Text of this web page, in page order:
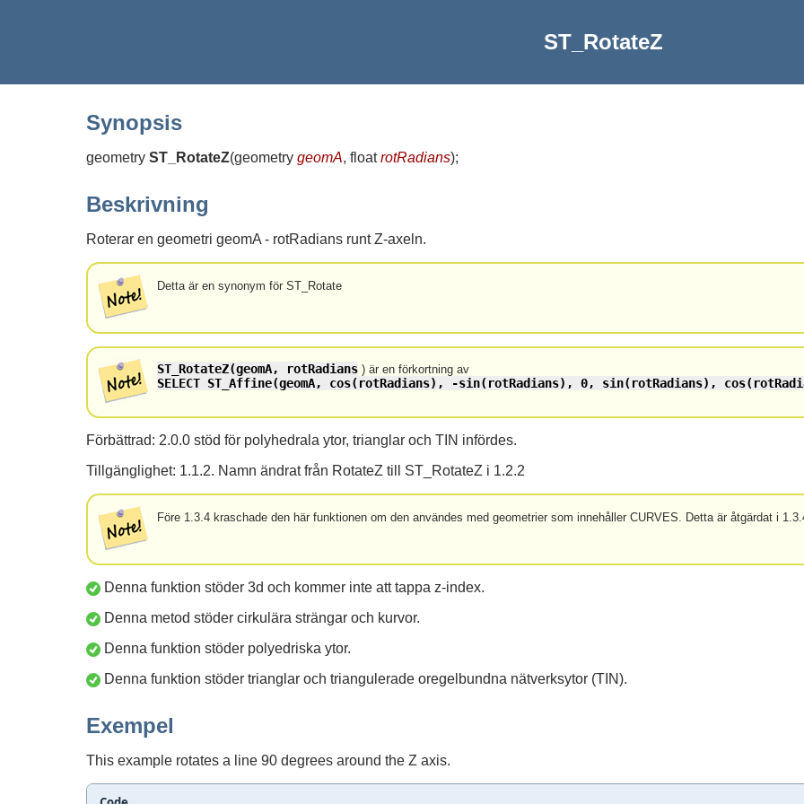
ST_RotateZ
Synopsis
geometry ST_RotateZ(geometry geomA, floatrotRadians);
Beskrivning
Roterar en geometri geomA - rotRadians runt Z-axeln.
Detta är en synonym för ST_Rotate
ST_RotateZ(geomA, rotRadians ) är en förkortning av
SELECT ST_Affine(geomA, cos(rotRadians), -sin(rotRadians), 0, sin(rotRadians),
Förbättrad: 2.0.0 stöd för polyhedrala ytor, trianglar och TIN infördes.
Tillgänglighet: 1.1.2. Namn ändrat från RotateZ till ST_RotateZ i 1.2.2
Före 1.3.4 kraschade den här funktionen om den användes med geometrier som innehåller CURVES. Detta är åtgärdat i
Denna funktion stöder 3d och kommer inte att tappa z-index.
Denna metod stöder cirkulära strängar och kurvor.
Denna funktion stöder polyedriska ytor.
Denna funktion stöder trianglar och triangulerade oregelbundna nätverksytor (TIN).
Exempel
This example rotates a line 90 degrees around the Z axis.